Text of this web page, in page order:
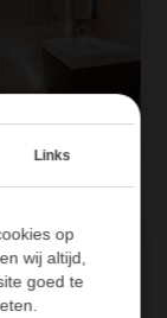
Links
op
wij altijd,
goed te